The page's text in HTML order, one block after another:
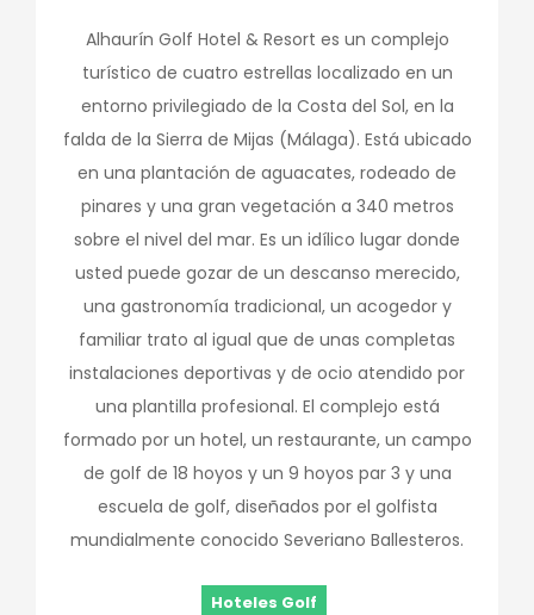
Alhaurín Golf Hotel & Resort es un complejo
turístico de cuatro estrellas localizado en un
entorno privilegiado de la Costa del Sol, en la
falda de la Sierra de Mijas (Málaga). Está ubicado
en una plantación de aguacates, rodeado de
pinares y una gran vegetación a 340 metros
sobre el nivel del mar. Es un idílico lugar donde
usted puede gozar de un descanso merecido,
una gastronomía tradicional, un acogedor y
familiar trato al igual que de unas completas
instalaciones deportivas y de ocio atendido por
una plantilla profesional. El complejo está
formado por un hotel, un restaurante, un campo
de golf de 18 hoyos y un 9 hoyos par 3 y una
escuela de golf, diseñados por el golfista
mundialmente conocido Severiano Ballesteros.
Hoteles Golf